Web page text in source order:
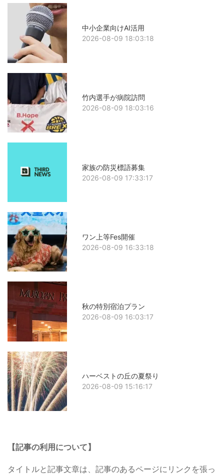
中小企業向けAI活用
2026-08-09 18:03:18
竹内選手が病院訪問
2026-08-09 18:03:16
家族の防災標語募集
2026-08-09 17:33:17
ワン上等Fes開催
2026-08-09 16:33:18
秋の特別宿泊プラン
2026-08-09 16:03:17
ハーベストの丘の夏祭り
2026-08-09 15:16:17
【記事の利用について】
タイトルと記事文章は、記事のあるページにリンクを張っ